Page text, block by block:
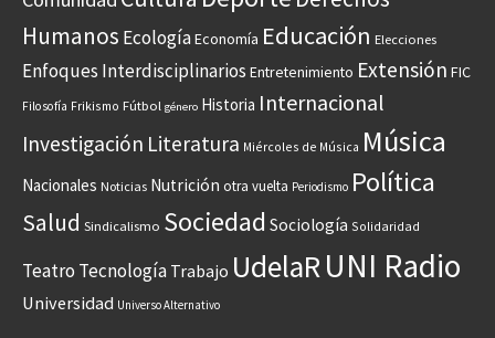
Humanos EcologíaEconomía Educación Elecciones
Enfoques Interdisciplinarios Entretenimiento Extensión FIC
Filosofía Frikismo Fútbol género Historia Internacional
Investigación Literatura Miércoles de Música Música
Nacionales Noticias Nutrición otra vuelta Periodismo Política
Salud Sindicalismo Sociedad Sociología Solidaridad
Teatro Tecnología Trabajo UdelaRUNI Radio
Universidad Universo Alternativo